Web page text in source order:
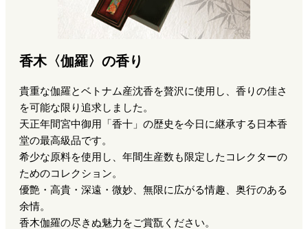
香木〈伽羅〉の香り
貴重な伽羅とベトナム産沈香を贅沢に使用し、香りの佳さ
を可能な限り追求しました。
天正年間宮中御用「香十」の歴史を今日に継承する日本香
堂の最高級品です。
希少な原料を使用し、年間生産数も限定したコレクターの
ためのコレクション。
優艶・高貴・深遠・微妙、無限に広がる情趣、奥行のある
余情。
香木伽羅の尽きぬ魅力をご賞翫ください。